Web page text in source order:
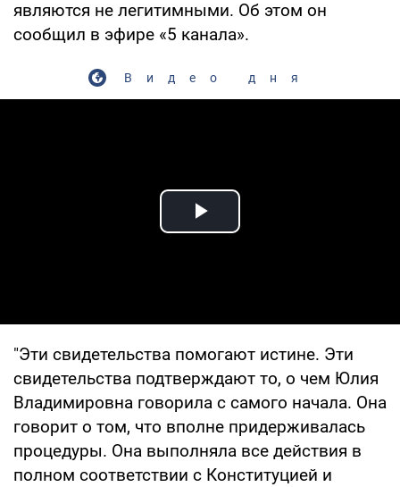
являются не легитимными. Об этом он
сообщил в эфире «5 канала».
Видео дня
Play Video
"Эти свидетельства помогают истине. Эти
свидетельства подтверждают то, о чем Юлия
Владимировна говорила с самого начала. Она
говорит о том, что вполне придерживалась
процедуры. Она выполняла все действия в
полном соответствии с Конституцией и